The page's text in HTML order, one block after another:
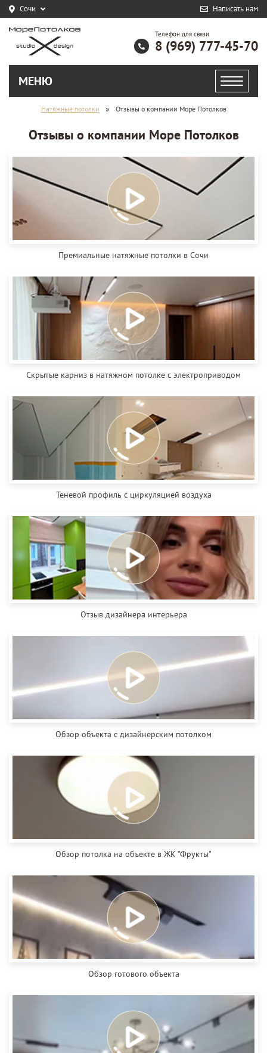
Сочи Написать нам
Телефон для связи
8 (969) 777-45-70
МЕНЮ
Натяжные потолки » Отзывы о компании Море Потолков
Отзывы о компании Море Потолков
Премиальные натяжные потолки в Сочи
Скрытые карниз в натяжном потолке с электроприводом
Теневой профиль с циркуляцией воздуха
Отзыв дизайнера интерьера
Обзор объекта с дизайнерским потолком
Обзор потолка на объекте в ЖК "Фрукты"
Обзор готового объекта